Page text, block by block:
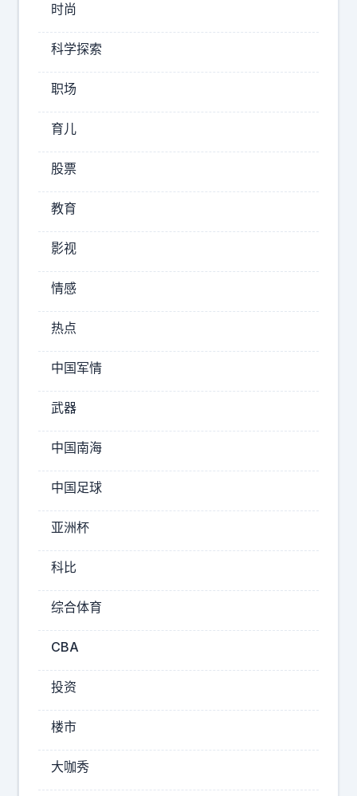
达
喀
尔
其
实
去
赛
里
木
湖
最
完
美
的
不
啥
盒
是
2026-
08
宇
赏
车
时尚
科学探索
职场
育儿
股票
教育
影视
情感
热点
中国军情
武器
中国南海
中国足球
亚洲杯
科比
综合体育
CBA
投资
楼市
大咖秀